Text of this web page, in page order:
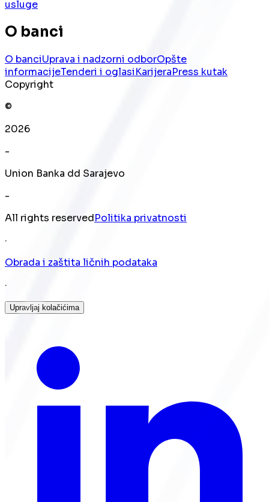
usluge
O banci
O banciUprava i nadzorni odborOpšte
informacijeTenderi i oglasiKarijeraPress kutak
Copyright
©
2026
-
Union Banka dd Sarajevo
-
All rights reservedPolitika privatnosti
·
Obrada i zaštita ličnih podataka
·
Upravljaj kolačićima